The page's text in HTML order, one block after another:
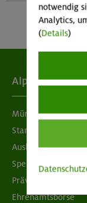
Alpenverein
München &
Standorte
Ausbildung & Jobs
Spenden
Prävention
Ehrenamtsbörse
notwendig
Analytics,
(Details)